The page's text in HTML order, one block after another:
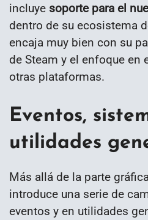
incluye soporte para el
dentro de su ecosistema
encaja muy bien con su
de Steam y el enfoque en
otras plataformas.
Eventos,
utilidades
Más allá de la parte
introduce una serie de
eventos y en utilidades